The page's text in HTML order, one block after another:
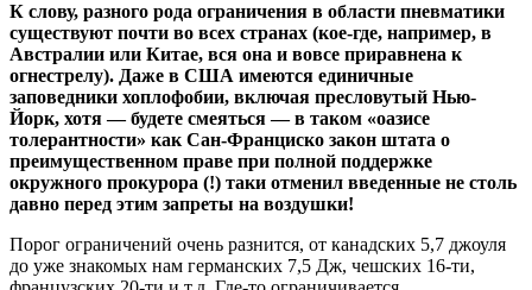
К слову, разного рода ограничения в области пневматики
существуют почти во всех странах (кое-где, например, в
Австралии или Китае, вся она и вовсе приравнена к
огнестрелу). Даже в США имеются единичные
заповедники хоплофобии, включая пресловутый Нью-
Йорк, хотя — будете смеяться — в таком «оазисе
толерантности» как Сан-Франциско закон штата о
преимущественном праве при полной поддержке
окружного прокурора (!) таки отменил введенные не столь
давно перед этим запреты на воздушки!
Порог ограничений очень разнится, от канадских 5,7 джоуля
до уже знакомых нам германских 7,5 Дж, чешских 16-ти,